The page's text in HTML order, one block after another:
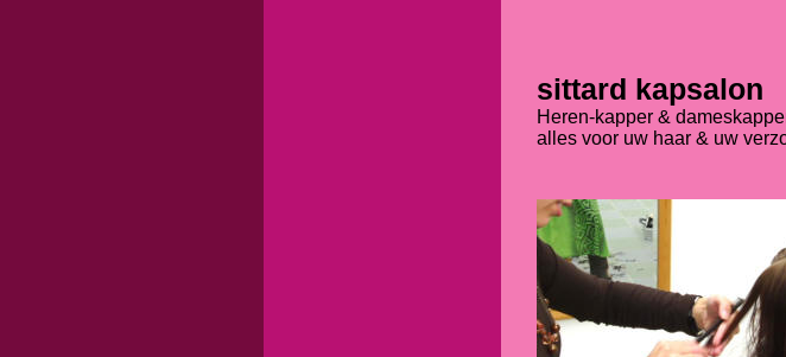
sittard kapsalon
Heren-kapper &
alles voor uw haar & uw